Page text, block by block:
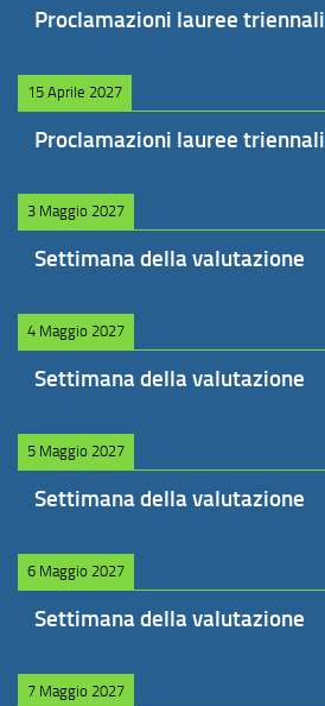
Proclamazioni lauree triennali
15 Aprile 2027
Proclamazioni lauree triennali
3 Maggio 2027
Settimana della valutazione
4 Maggio 2027
Settimana della valutazione
5 Maggio 2027
Settimana della valutazione
6 Maggio 2027
Settimana della valutazione
7 Maggio 2027